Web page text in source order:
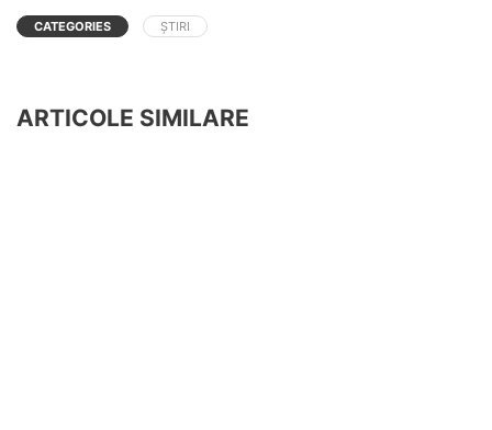
CATEGORIES ȘTIRI
ARTICOLE SIMILARE